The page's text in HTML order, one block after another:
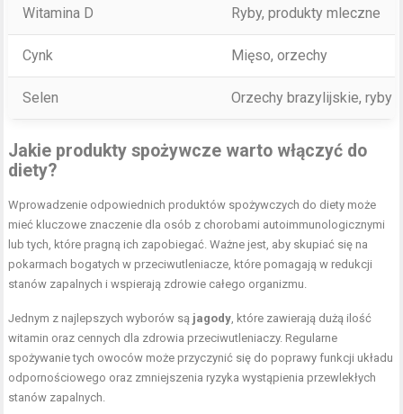
Witamina D Ryby, produkty mleczne
Cynk Mięso, orzechy
Selen Orzechy brazylijskie, ryby
Jakie produkty spożywcze warto włączyć do
diety?
Wprowadzenie odpowiednich produktów spożywczych do diety może
mieć kluczowe znaczenie dla osób z chorobami autoimmunologicznymi
lub tych, które pragną ich zapobiegać. Ważne jest, aby skupiać się na
pokarmach bogatych w przeciwutleniacze, które pomagają w redukcji
stanów zapalnych i wspierają zdrowie całego organizmu.
Jednym z najlepszych wyborów są jagody, które zawierają dużą ilość
witamin oraz cennych dla zdrowia przeciwutleniaczy. Regularne
spożywanie tych owoców może przyczynić się do poprawy funkcji układu
odpornościowego oraz zmniejszenia ryzyka wystąpienia przewlekłych
stanów zapalnych.